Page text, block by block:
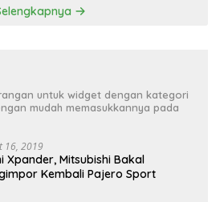
untuk widget dengan kategori
mudah memasukkannya pada
16, 2019
Xpander, Mitsubishi Bakal
Kembali Pajero Sport